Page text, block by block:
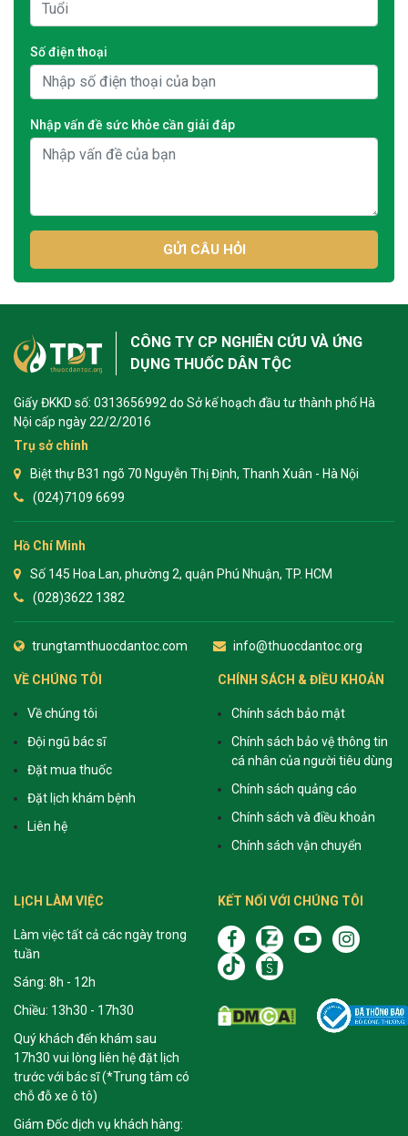
Số điện thoại
Nhập vấn đề sức khỏe cần giải đáp
GỬI CÂU HỎI
CÔNG TY CP NGHIÊN CỨU VÀ ỨNG
DỤNG THUỐC DÂN TỘC
Giấy ĐKKD số: 0313656992 do Sở kế hoạch đầu tư thành phố Hà
Nội cấp ngày 22/2/2016
Trụ sở chính
Biệt thự B31 ngõ 70 Nguyễn Thị Định, Thanh Xuân - Hà Nội
(024)7109 6699
Hồ Chí Minh
Số 145 Hoa Lan, phường 2, quận Phú Nhuận, TP. HCM
(028)3622 1382
trungtamthuocdantoc.com info@thuocdantoc.org
VỀ CHÚNG TÔI
Về chúng tôi
Đội ngũ bác sĩ
Đặt mua thuốc
Đặt lịch khám bệnh
Liên hệ
CHÍNH SÁCH & ĐIỀU KHOẢN
Chính sách bảo mật
Chính sách bảo vệ thông tin
cá nhân của người tiêu dùng
Chính sách quảng cáo
Chính sách và điều khoản
Chính sách vận chuyển
LỊCH LÀM VIỆC
Làm việc tất cả các ngày trong
tuần
Sáng: 8h - 12h
Chiều: 13h30 - 17h30
Quý khách đến khám sau
17h30 vui lòng liên hệ đặt lịch
trước với bác sĩ (*Trung tâm có
chỗ đỗ xe ô tô)
Giám Đốc dịch vụ khách hàng:
KẾT NỐI VỚI CHÚNG TÔI